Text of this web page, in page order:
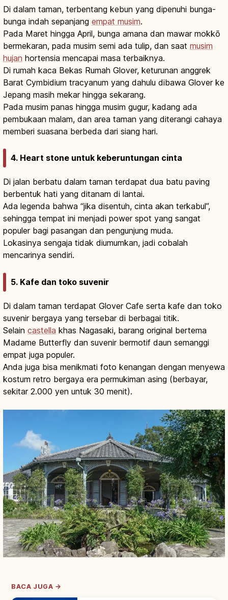
Di dalam taman, terbentang kebun yang dipenuhi bunga-
bunga indah sepanjang empat musim.
Pada Maret hingga April, bunga amana dan mawar mokkō
bermekaran, pada musim semi ada tulip, dan saat musim
hujan hortensia mencapai masa terbaiknya.
Di rumah kaca Bekas Rumah Glover, keturunan anggrek
Barat Cymbidium tracyanum yang dahulu dibawa Glover ke
Jepang masih mekar hingga sekarang.
Pada musim panas hingga musim gugur, kadang ada
pembukaan malam, dan area taman yang diterangi cahaya
memberi suasana berbeda dari siang hari.
4. Heart stone untuk keberuntungan cinta
Di jalan berbatu dalam taman terdapat dua batu paving
berbentuk hati yang ditanam di lantai.
Ada legenda bahwa “jika disentuh, cinta akan terkabul”,
sehingga tempat ini menjadi power spot yang sangat
populer bagi pasangan dan pengunjung muda.
Lokasinya sengaja tidak diumumkan, jadi cobalah
mencarinya sendiri.
5. Kafe dan toko suvenir
Di dalam taman terdapat Glover Cafe serta kafe dan toko
suvenir bergaya yang tersebar di berbagai titik.
Selain castella khas Nagasaki, barang original bertema
Madame Butterfly dan suvenir bermotif daun semanggi
empat juga populer.
Anda juga bisa menikmati foto kenangan dengan menyewa
kostum retro bergaya era permukiman asing (berbayar,
sekitar 2.000 yen untuk 30 menit).
BACA JUGA →